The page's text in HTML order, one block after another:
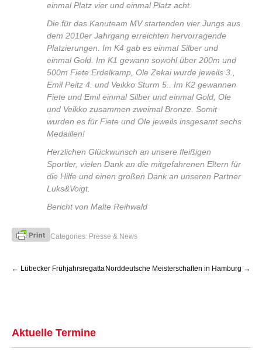
einmal Platz vier und einmal Platz acht.
Die für das Kanuteam MV startenden vier Jungs aus
dem 2010er Jahrgang erreichten hervorragende
Platzierungen. Im K4 gab es einmal Silber und
einmal Gold. Im K1 gewann sowohl über 200m und
500m Fiete Erdelkamp, Ole Zekai wurde jeweils 3.,
Emil Peitz 4. und Veikko Sturm 5.. Im K2 gewannen
Fiete und Emil einmal Silber und einmal Gold, Ole
und Veikko zusammen zweimal Bronze. Somit
wurden es für Fiete und Ole jeweils insgesamt sechs
Medaillen!
Herzlichen Glückwunsch an unsere fleißigen
Sportler, vielen Dank an die mitgefahrenen Eltern für
die Hilfe und einen großen Dank an unseren Partner
Luks&Voigt.
Bericht von Malte Reihwald
Categories: Presse & News
navigation
← Lübecker Frühjahrsregatta Norddeutsche Meisterschaften in Hamburg →
Aktuelle Termine